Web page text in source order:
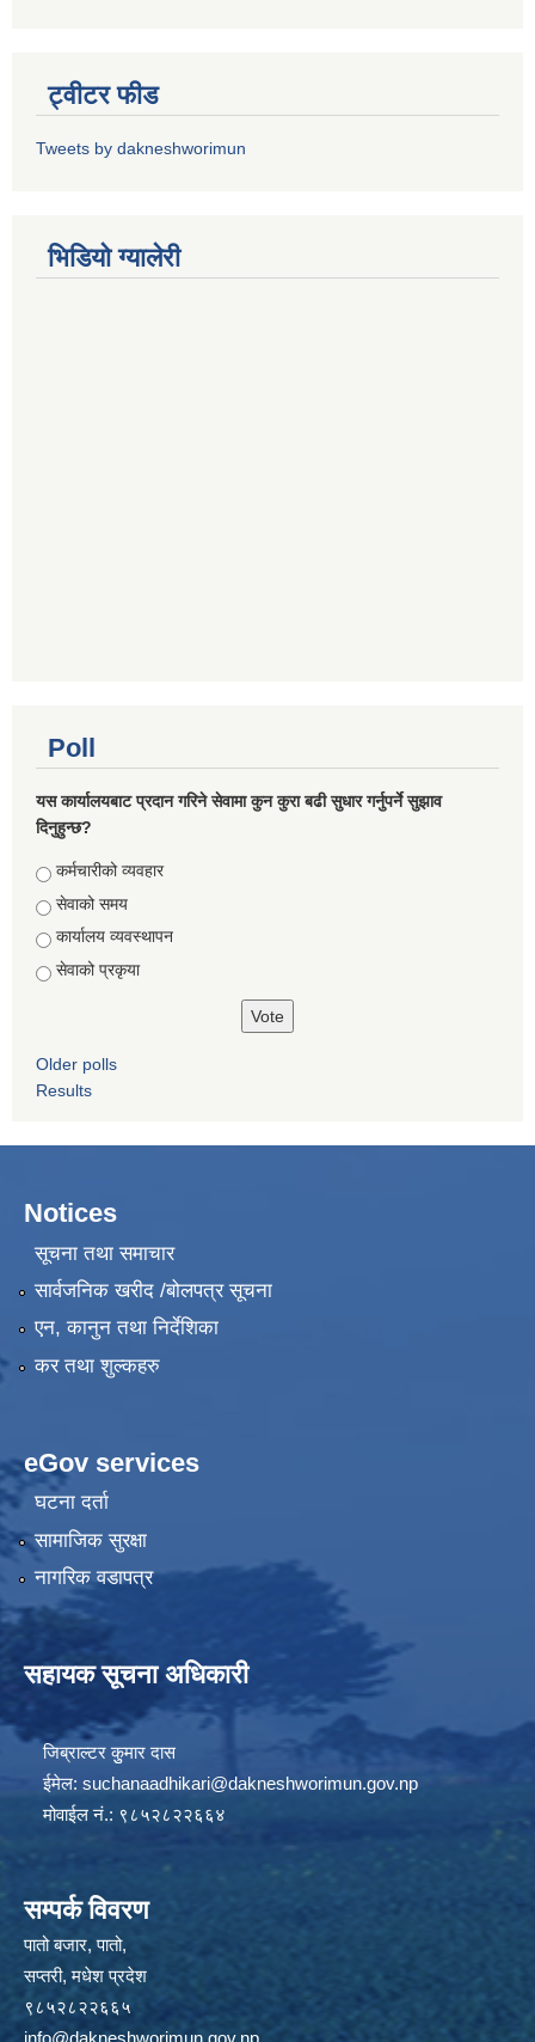
ट्वीटर फीड
Tweets by dakneshworimun
भिडियाे ग्यालेरी
Poll
यस कार्यालयबाट प्रदान गरिने सेवामा कुन कुरा बढी सुधार गर्नुपर्ने सुझाव
दिनुहुन्छ?
Choices
कर्मचारीको व्यवहार
सेवाको समय
कार्यालय व्यवस्थापन
सेवाको प्रकृया
Older polls
Results
Notices
सूचना तथा समाचार
सार्वजनिक खरीद /बोलपत्र सूचना
एन, कानुन तथा निर्देशिका
कर तथा शुल्कहरु
eGov services
घटना दर्ता
सामाजिक सुरक्षा
नागरिक वडापत्र
सहायक सूचना अधिकारी
जिब्राल्टर कुुमार दास
ईमेल: suchanaadhikari@dakneshworimun.gov.np
मोवाईल नं.: ९८५२८२२६६४
सम्पर्क विवरण
पातो बजार, पातो,
सप्तरी, मधेश प्रदेश
९८५२८२२६६५
info@dakneshworimun.gov.np